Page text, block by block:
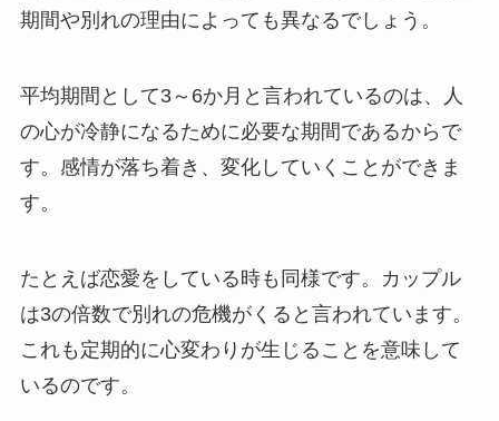
期間や別れの理由によっても異なるでしょう。
平均期間として3～6か月と言われているのは、人
の心が冷静になるために必要な期間であるからで
す。感情が落ち着き、変化していくことができま
す。
たとえば恋愛をしている時も同様です。カップル
は3の倍数で別れの危機がくると言われています。
これも定期的に心変わりが生じることを意味して
いるのです。